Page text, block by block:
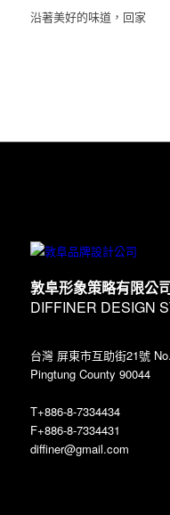
沿著美好的味道，回家
敦阜形象策略有限公
DIFFINER DESIGN
台灣 屏東市互助街21號
Pingtung County 90044
T+886-8-7334434
F+886-8-7334431
diffiner@gmail.com